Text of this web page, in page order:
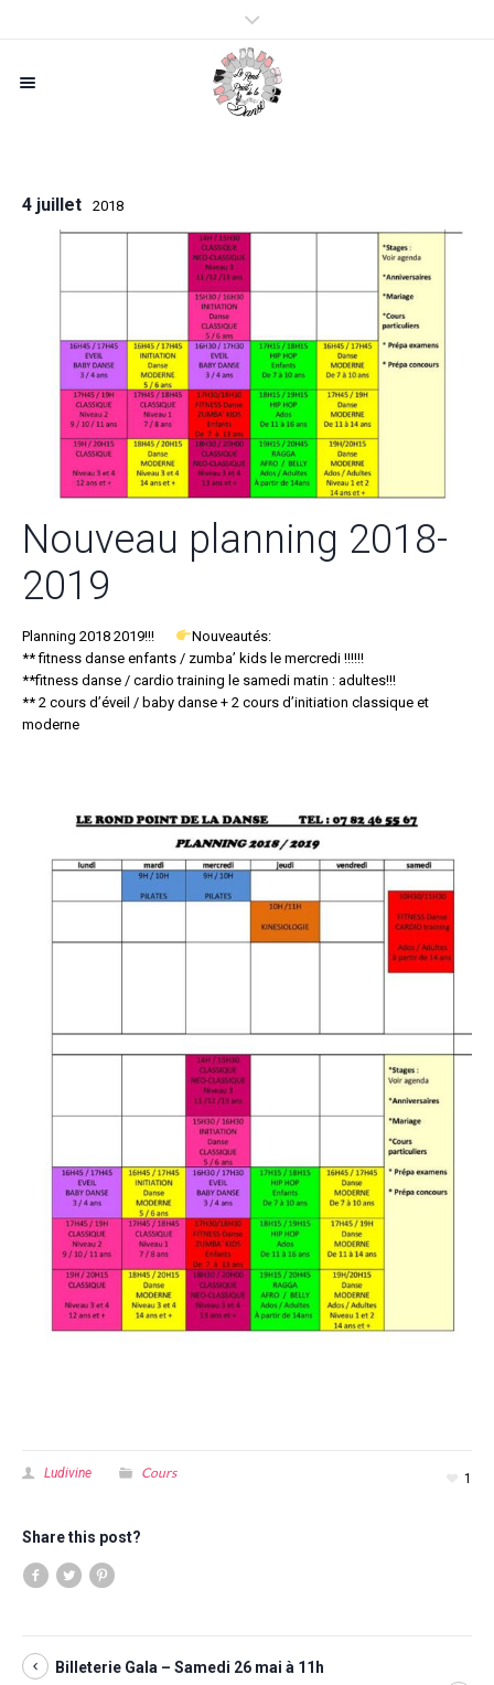
4 juillet 2018
Nouveau planning 2018-
2019
Planning 2018 2019!!!
Nouveautés:
** fitness danse enfants / zumba’ kids le mercredi !!!!!!
**fitness danse / cardio training le samedi matin : adultes!!!
** 2 cours d’éveil / baby danse + 2 cours d’initiation classique et
moderne
1
Ludivine Cours
Share this post?
Billeterie Gala – Samedi 26 mai à 11h